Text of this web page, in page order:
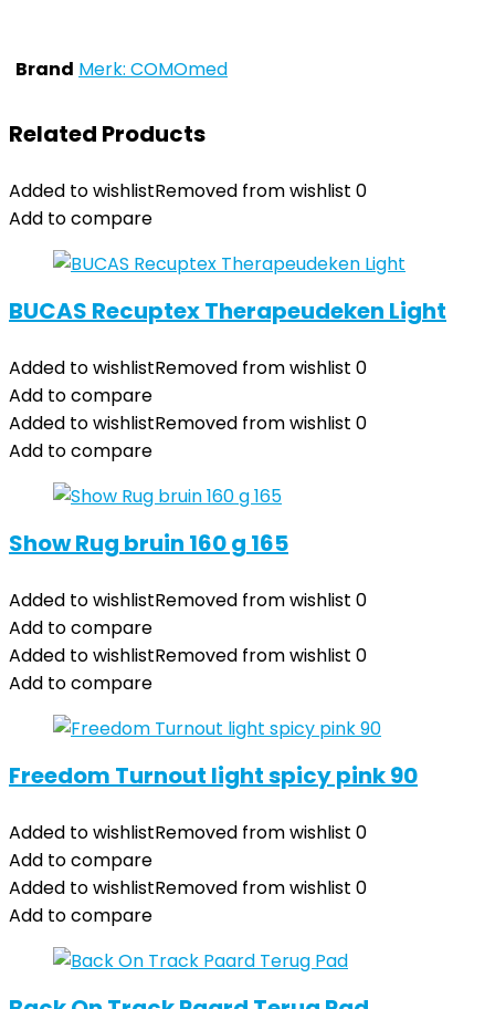
Brand Merk: COMOmed
Related Products
Added to wishlistRemoved from wishlist 0
Add to compare
BUCAS Recuptex Therapeudeken Light
Added to wishlistRemoved from wishlist 0
Add to compare
Added to wishlistRemoved from wishlist 0
Add to compare
Show Rug bruin 160 g 165
Added to wishlistRemoved from wishlist 0
Add to compare
Added to wishlistRemoved from wishlist 0
Add to compare
Freedom Turnout light spicy pink 90
Added to wishlistRemoved from wishlist 0
Add to compare
Added to wishlistRemoved from wishlist 0
Add to compare